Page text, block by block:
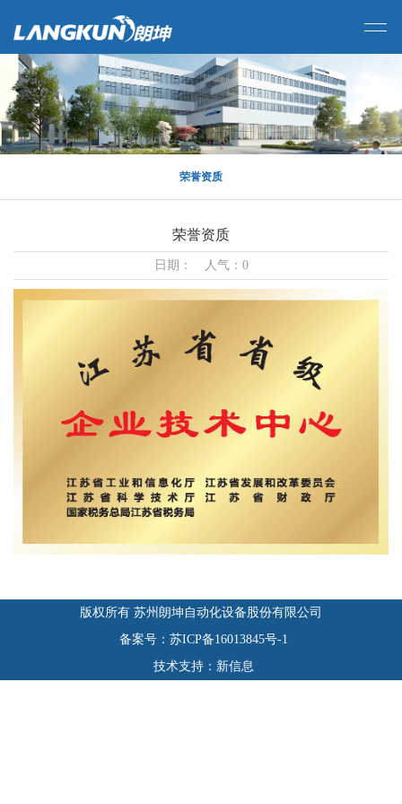
荣誉资质
荣誉资质
日期： 人气：0
版权所有 苏州朗坤自动化设备股份有限公司
备案号：苏ICP备16013845号-1
技术支持：新信息